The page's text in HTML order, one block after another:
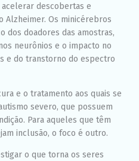
descobertas e
Alzheimer. Os minicérebros
dos doadores das amostras,
neurônios e o impacto no
e do transtorno do espectro
e o tratamento aos quais se
severo, que possuem
Para aqueles que têm
inclusão, o foco é outro.
o que torna os seres
comportamento
ao visitar nosso
site, você
aumenta a
chance de ver
conteúdo e